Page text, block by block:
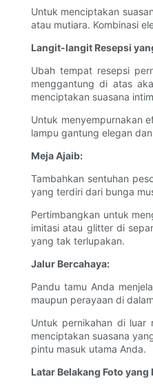
Untuk menciptakan
atau mutiara. Kombinasi
Langit-langit Resepsi
Ubah tempat resepsi
menggantung di atas
menciptakan suasana
Untuk menyempurnakan
lampu gantung elegan
Meja Ajaib:
Tambahkan sentuhan
yang terdiri dari bunga
Pertimbangkan untuk
imitasi atau glitter di
yang tak terlupakan.
Jalur Bercahaya:
Pandu tamu Anda
maupun perayaan di
Untuk pernikahan di luar
menciptakan suasana
pintu masuk utama Anda.
Latar Belakang Foto